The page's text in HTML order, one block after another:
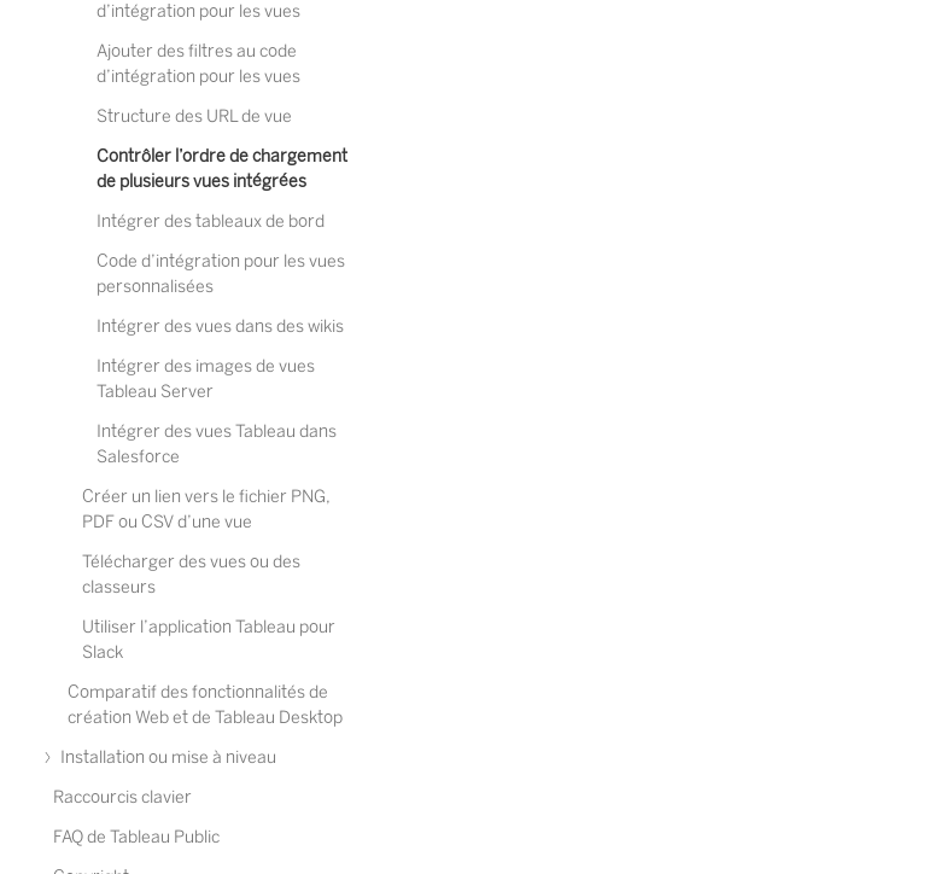
d’intégration pour les vues
Ajouter des filtres au code
d’intégration pour les vues
Structure des URL de vue
Contrôler l’ordre de chargement
de plusieurs vues intégrées
Intégrer des tableaux de bord
Code d’intégration pour les vues
personnalisées
Intégrer des vues dans des wikis
Intégrer des images de vues
Tableau Server
Intégrer des vues Tableau dans
Salesforce
Créer un lien vers le fichier PNG,
PDF ou CSV d’une vue
Télécharger des vues ou des
classeurs
Utiliser l’application Tableau pour
Slack
Comparatif des fonctionnalités de
création Web et de Tableau Desktop
Installation ou mise à niveau
Raccourcis clavier
FAQ de Tableau Public